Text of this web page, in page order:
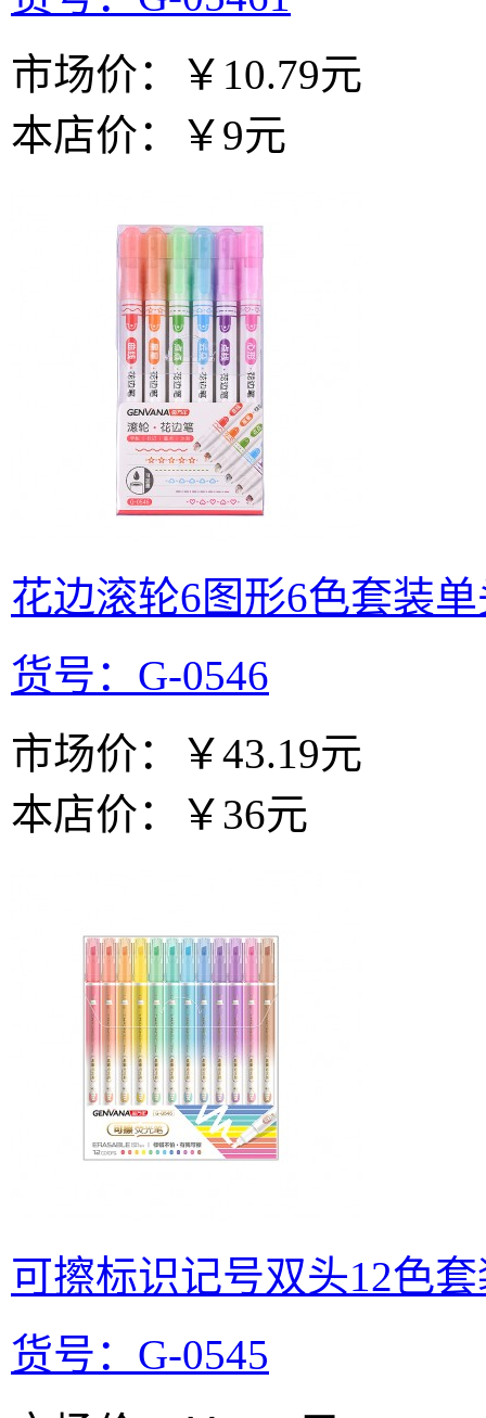
市场价：
￥10.79元
本店价：
￥9元
花边滚轮6图形6色套装
货号：G-0546
市场价：
￥43.19元
本店价：
￥36元
可擦标识记号双头12色
货号：G-0545